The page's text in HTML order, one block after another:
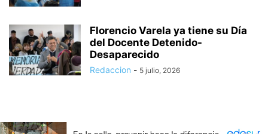
Florencio Varela ya tiene su Día
del Docente Detenido-
Desaparecido
Redaccion - 5 julio, 2026